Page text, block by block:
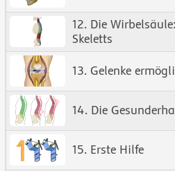
12. Die
Skeletts
13. Gelenke
14. Die
15. Erste Hilfe